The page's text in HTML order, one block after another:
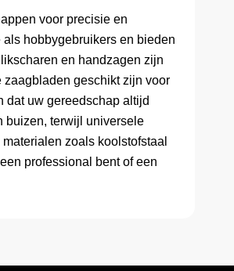
voor precisie en
hobbygebruikers en bieden
en handzagen zijn
geschikt zijn voor
dat uw gereedschap altijd
buizen, terwijl universele
zoals koolstofstaal
professional bent of een